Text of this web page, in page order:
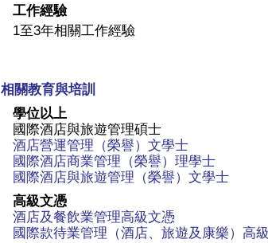
工作經驗
1至3年相關工作經驗
相關教育與培訓
學位以上
國際酒店與旅遊管理碩士
酒店營運管理（榮譽）文學士
國際酒店商業管理（榮譽）理學士
國際酒店與旅遊管理（榮譽）文學士
高級文憑
酒店及餐飲業管理高級文憑
國際款待業管理（酒店、旅遊及康樂）高